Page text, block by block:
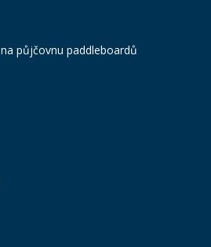
půjčovnu paddleboardů